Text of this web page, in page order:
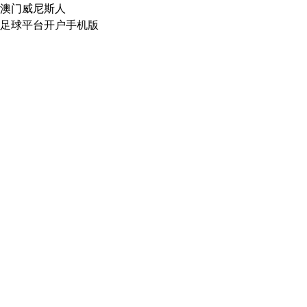
澳门威尼斯人
足球平台开户手机版